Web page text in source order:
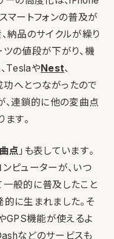
マートフォンの普及が
納品のサイクルが繰り
の値段が下がり、機
Teslaや Nest、
へとつながったので
、連鎖的に他の変曲点
す。
点 」も表しています。
ピューターが、いつ
一般的に普及したこと
に生まれました。そ
GPS機能が使えるよ
などのサービスも